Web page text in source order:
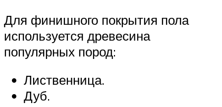
Для финишного покрытия пола
используется древесина
популярных пород:
Лиственница.
Дуб.